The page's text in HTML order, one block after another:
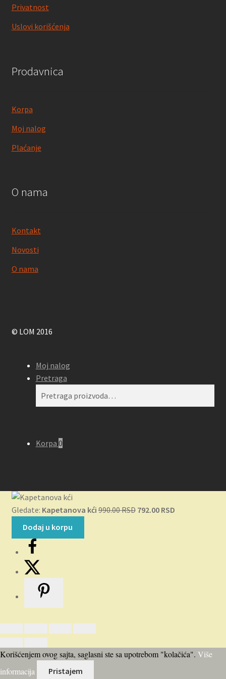
Privatnost
Uslovi korišćenja
Prodavnica
Korpa
Moj nalog
Plaćanje
O nama
Kontakt
Novosti
O nama
© LOM 2016
Moj nalog
Pretraga
Korpa 0
Gledate: Kapetanova kći990.00RSD Originalna
792.00 RSDTrenutna
Dodaj u korpu
Korišćenjem ovog sajta, saglasni ste sa upotrebom "kolačića". Više
informacija
Pristajem